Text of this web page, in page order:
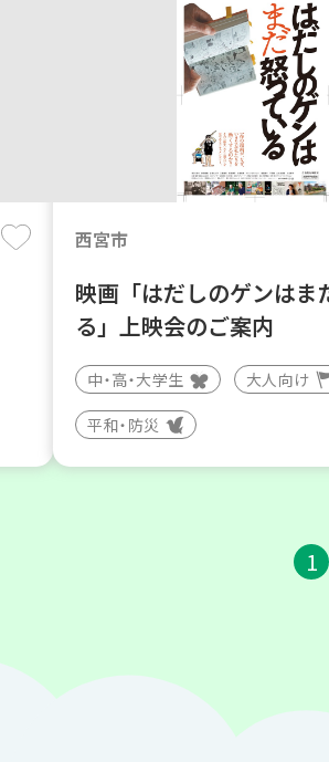
西宮市
映画「はだしのゲンはま
る」上映会のご案内
中・高・大学生 大人向け
平和・防災
1